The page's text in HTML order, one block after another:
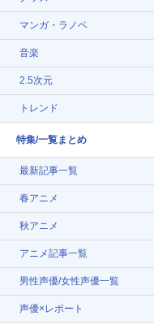
マンガ・ラノベ
音楽
2.5次元
トレンド
特集/一覧まとめ
最新記事一覧
春アニメ
秋アニメ
アニメ記事一覧
男性声優/女性声優一覧
声優×レポート